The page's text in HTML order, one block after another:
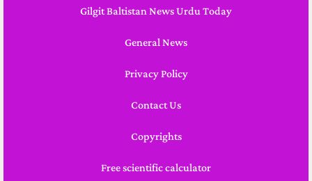
Gilgit Baltistan News Urdu Today
General News
Privacy Policy
Contact Us
Copyrights
Free scientific calculator